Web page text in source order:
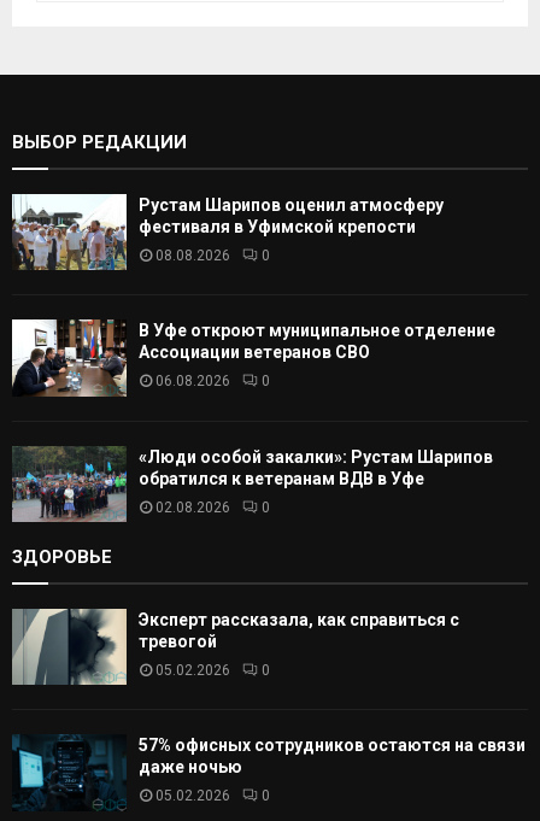
С
А
ВЫБОР РЕДАКЦИИ
Рустам Шарипов оценил атмосферу
фестиваля в Уфимской крепости
08.08.2026 0
В Уфе откроют муниципальное отделение
Ассоциации ветеранов СВО
06.08.2026 0
«Люди особой закалки»: Рустам Шарипов
обратился к ветеранам ВДВ в Уфе
02.08.2026 0
ЗДОРОВЬЕ
Эксперт рассказала, как справиться с
тревогой
05.02.2026 0
57% офисных сотрудников остаются на связи
даже ночью
05.02.2026 0